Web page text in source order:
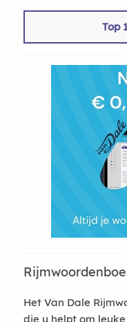
Top
Het Van Dale
die u helpt om